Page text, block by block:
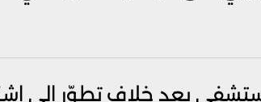
بعد خلاف تطوّر إلى